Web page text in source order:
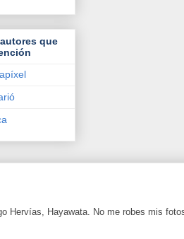
que
Hervías, Hayawata. No me robes mis